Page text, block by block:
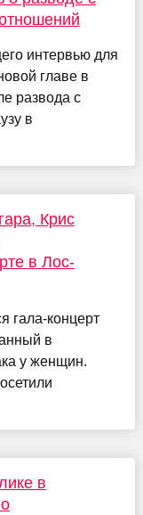
интервью для
главе в
развода с
в
Крис
в Лос-
гала-концерт
в
у женщин.
в